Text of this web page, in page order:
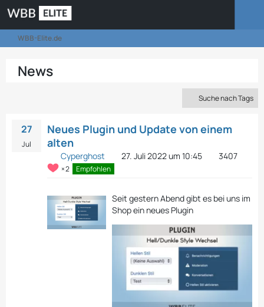
WBB-Elite.de
News
Suche nach Tags
27
Jul
Neues Plugin und Update von einem
alten
Cyperghost 27. Juli 2022 um 10:45 3407
2 Empfohlen
Seit gestern Abend gibt es bei uns im
Shop ein neues Plugin